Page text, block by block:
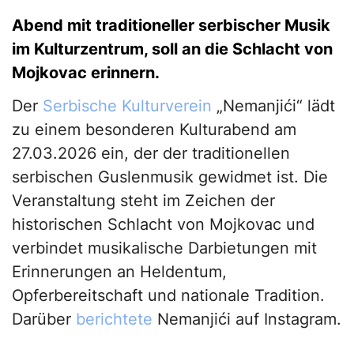
Abend mit traditioneller serbischer Musik
im Kulturzentrum, soll an die Schlacht von
Mojkovac erinnern.
Der Serbische Kulturverein „Nemanjići“ lädt
zu einem besonderen Kulturabend am
27.03.2026 ein, der der traditionellen
serbischen Guslenmusik gewidmet ist. Die
Veranstaltung steht im Zeichen der
historischen Schlacht von Mojkovac und
verbindet musikalische Darbietungen mit
Erinnerungen an Heldentum,
Opferbereitschaft und nationale Tradition.
Darüber berichtete Nemanjići auf Instagram.